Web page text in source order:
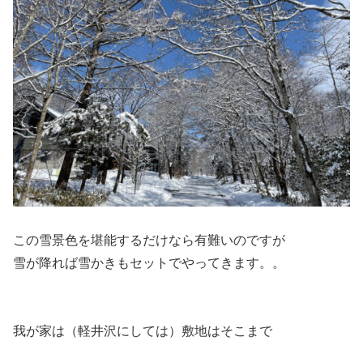
この雪景色を堪能するだけなら有難いのですが
雪が降れば雪かきもセットでやってきます。。
我が家は（軽井沢にしては）敷地はそこまで